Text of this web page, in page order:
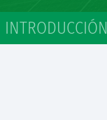
INTRODUCCIÓN